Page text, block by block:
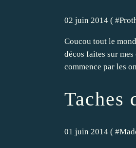
02 juin 2014 ( #
Coucou tout le
décos faites sur
commence par les
Taches
01 juin 2014 ( #